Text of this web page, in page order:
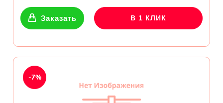
Заказать В 1 КЛИК
-7%